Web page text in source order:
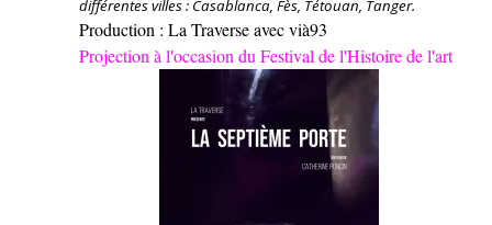
différentes villes : Casablanca, Fès, Tétouan, Tanger.
Production : La Traverse avec vià93
Projection à l'occasion du Festival de l'Histoire de l'art